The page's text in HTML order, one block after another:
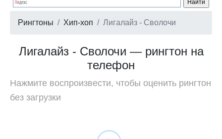
Рингтоны Хип-хоп Лигалайз - Сволочи
Лигалайз - Сволочи — рингтон на
телефон
Нажмите воспроизвести, чтобы оценить рингтон
без загрузки